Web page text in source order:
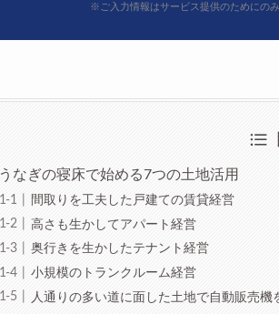
※ご入力情報はサービス提供のためにの
うなぎの寝床で始める7つの土地活用
間取りを工夫した戸建ての賃貸経営
高さも生かしてアパート経営
奥行きを生かしたテナント経営
小規模のトランクルーム経営
人通りの多い道に面した土地で自動販売機